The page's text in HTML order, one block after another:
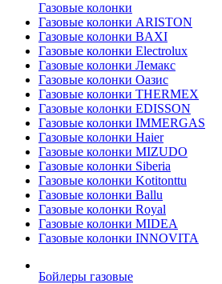
Газовые колонки
Газовые колонки ARISTON
Газовые колонки BAXI
Газовые колонки Electrolux
Газовые колонки Лемакс
Газовые колонки Оазис
Газовые колонки THERMEX
Газовые колонки EDISSON
Газовые колонки IMMERGAS
Газовые колонки Haier
Газовые колонки MIZUDO
Газовые колонки Siberia
Газовые колонки Kotitonttu
Газовые колонки Ballu
Газовые колонки Royal
Газовые колонки MIDEA
Газовые колонки INNOVITA
Бойлеры газовые